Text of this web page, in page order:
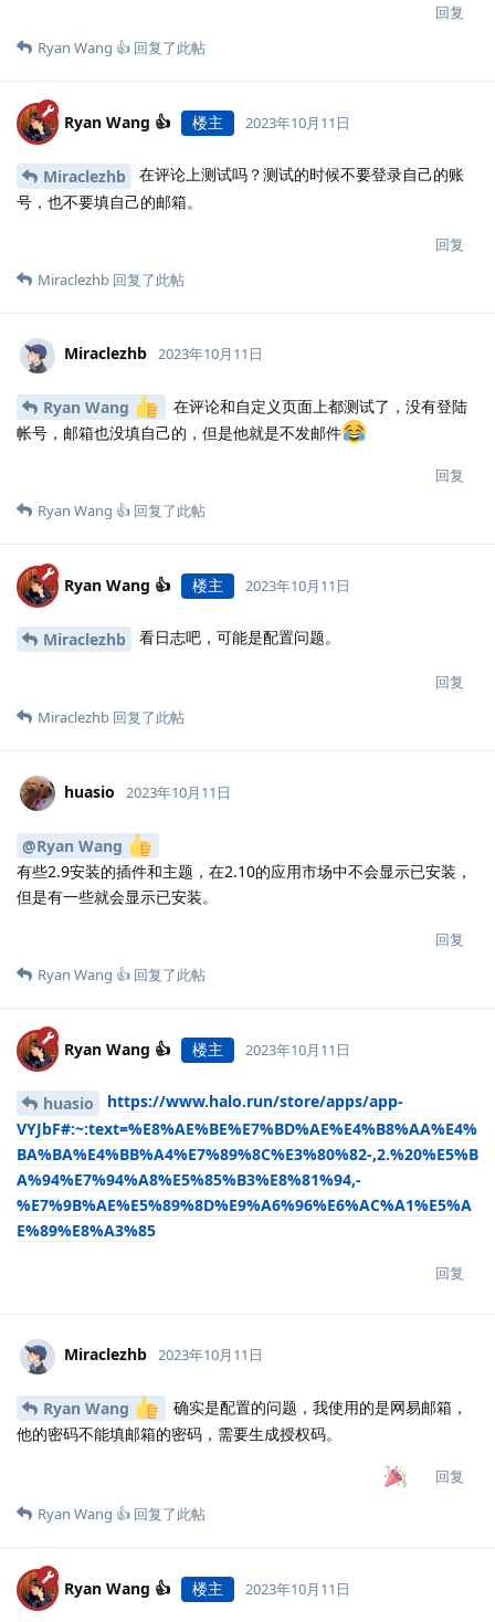
回复
Ryan Wang 👍 回复了此帖
Ryan Wang 👍 楼主 2023年10月11日
Miraclezhb
在评论上测试吗？测试的时候不要登录自己的账
号，也不要填自己的邮箱。
回复
Miraclezhb 回复了此帖
Miraclezhb 2023年10月11日
Ryan Wang
在评论和自定义页面上都测试了，没有登陆
帐号，邮箱也没填自己的，但是他就是不发邮件
回复
Ryan Wang 👍 回复了此帖
Ryan Wang 👍 楼主 2023年10月11日
Miraclezhb 看日志吧，可能是配置问题。
回复
Miraclezhb 回复了此帖
huasio 2023年10月11日
@Ryan Wang
有些2.9安装的插件和主题，在2.10的应用市场中不会显示已安装，
但是有一些就会显示已安装。
回复
Ryan Wang 👍 回复了此帖
Ryan Wang 👍 楼主 2023年10月11日
huasio
https://www.halo.run/store/apps/app-
VYJbF#:~:text=%E8%AE%BE%E7%BD%AE%E4%B8%AA%E4%
BA%BA%E4%BB%A4%E7%89%8C%E3%80%82-,2.%20%E5%B
A%94%E7%94%A8%E5%85%B3%E8%81%94,-
%E7%9B%AE%E5%89%8D%E9%A6%96%E6%AC%A1%E5%A
E%89%E8%A3%85
回复
Miraclezhb 2023年10月11日
Ryan Wang
确实是配置的问题，我使用的是网易邮箱，
他的密码不能填邮箱的密码，需要生成授权码。
回复
Ryan Wang 👍 回复了此帖
Ryan Wang 👍 楼主 2023年10月11日